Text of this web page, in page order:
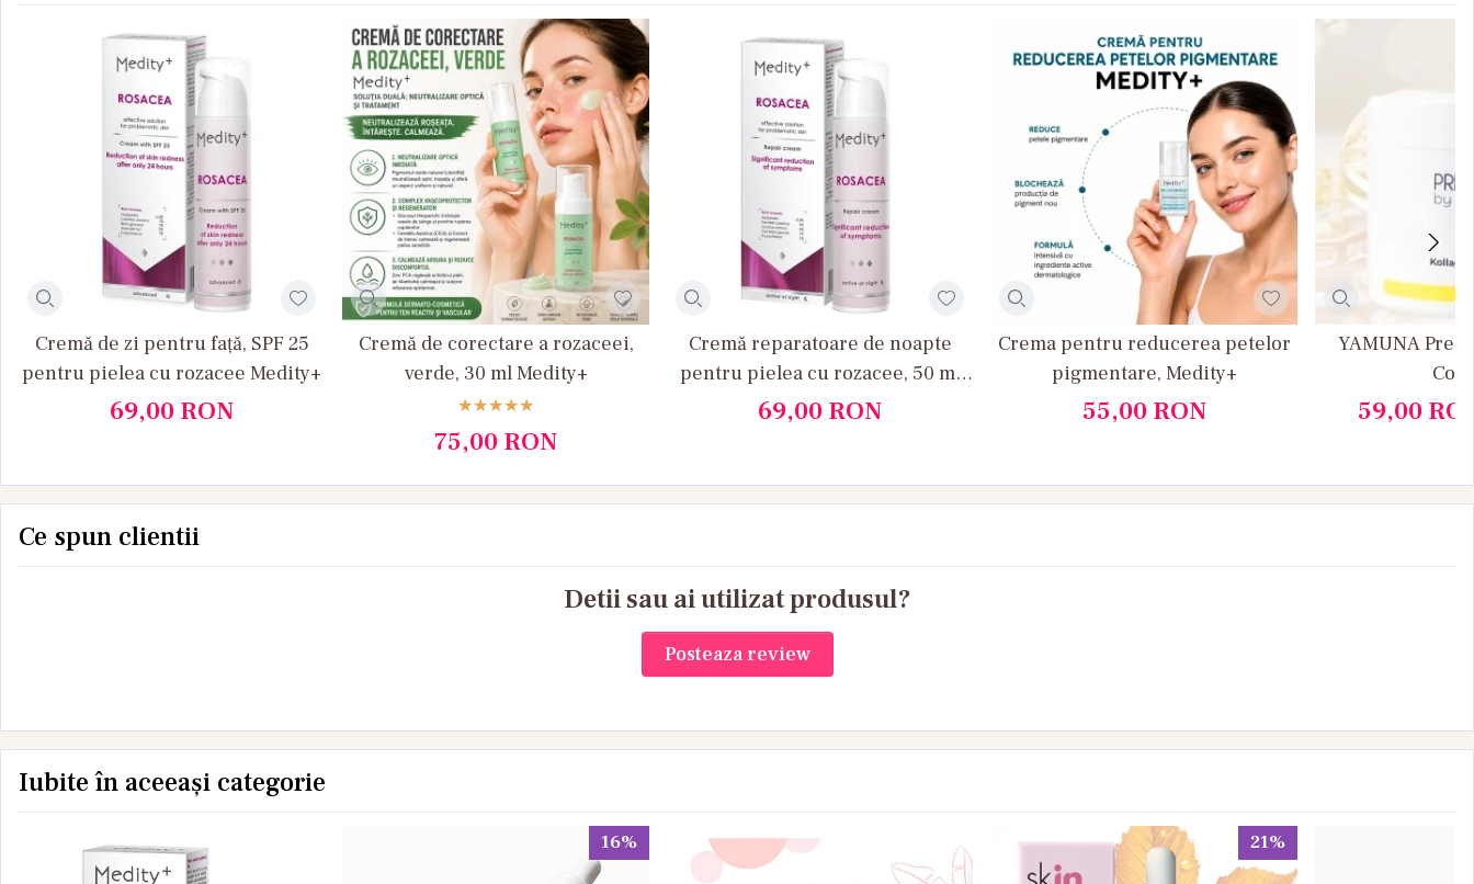
Cremă de zi pentru față, SPF 25
pentru pielea cu rozacee Medity+
69,00 RON
Cremă de corectare a rozaceei,
verde, 30 ml Medity+
75,00 RON
Cremă reparatoare de noapte
pentru pielea cu rozacee, 50 ml
Medity+
69,00 RON
Crema pentru reducerea petelor
pigmentare, Medity+
55,00 RON
YAMUNA
59,00
Ce spun clientii
Detii sau ai utilizat produsul?
Posteaza review
Iubite în aceeași categorie
16% 21%